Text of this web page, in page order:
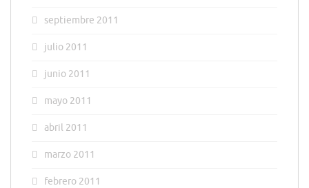
septiembre 2011
julio 2011
junio 2011
mayo 2011
abril 2011
marzo 2011
febrero 2011